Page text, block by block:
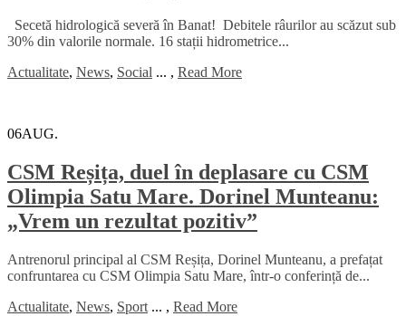
Secetă hidrologică severă în Banat! Debitele râurilor au scăzut sub
30% din valorile normale. 16 stații hidrometrice...
Actualitate, News, Social ... , Read More
06AUG.
CSM Reșița, duel în deplasare cu CSM
Olimpia Satu Mare. Dorinel Munteanu:
„Vrem un rezultat pozitiv”
Antrenorul principal al CSM Reșița, Dorinel Munteanu, a prefațat
confruntarea cu CSM Olimpia Satu Mare, într-o conferință de...
Actualitate, News, Sport ... , Read More